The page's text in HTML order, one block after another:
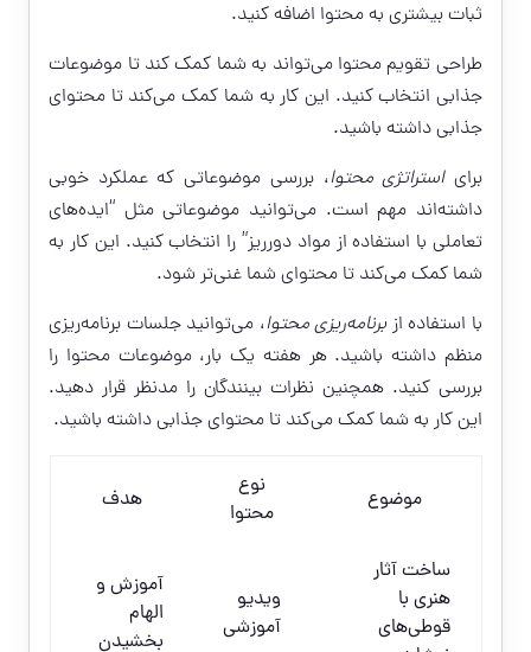
ثبات بیشتری به محتوا اضافه کنید.
طراحی تقویم محتوا می‌تواند به شما کمک کند تا موضوعات
جذابی انتخاب کنید. این کار به شما کمک می‌کند تا محتوای
جذابی داشته باشید.
برایاستراتژی محتوا، بررسی موضوعاتی که عملکرد خوبی
داشته‌اند مهم است. می‌توانید موضوعاتی مثل “ایده‌های
تعاملی با استفاده از مواد دورریز” را انتخاب کنید. این کار به
شما کمک می‌کند تا محتوای شما غنی‌تر شود.
با استفاده از برنامه‌ریزی محتوا، می‌توانید جلسات برنامه‌ریزی
منظم داشته باشید. هر هفته یک بار، موضوعات محتوا را
بررسی کنید. همچنین نظرات بینندگان را مدنظر قرار دهید.
این کار به شما کمک می‌کند تا محتوای جذابی داشته باشید.
موضوع
نوع
محتوا
هدف
ساخت آثار
هنری با
قوطی‌های
ویدیو
آموزشی
آموزش و
الهام
بخشیدن